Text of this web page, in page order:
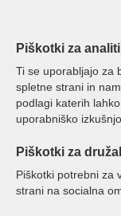
IZLETI
Piškotki za
Ti se uporabljajo za
spletne strani in
podlagi katerih
uporabniško izkušnjo.
Piškotki za
Piškotki potrebni za
strani na socialna